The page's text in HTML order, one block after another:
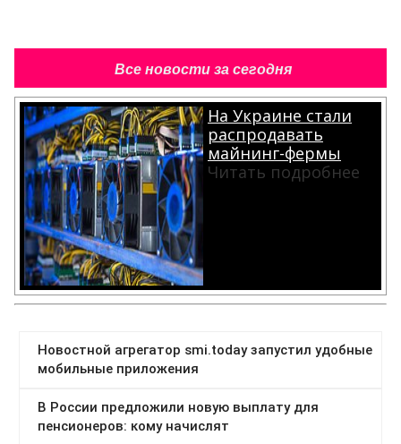
Все новости за сегодня
На Украине стали
распродавать
майнинг-фермы
Читать подробнее